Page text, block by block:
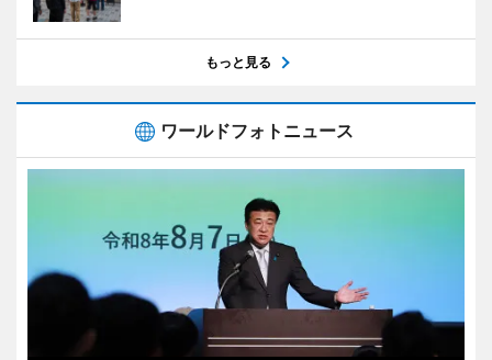
もっと見る
ワールドフォトニュース